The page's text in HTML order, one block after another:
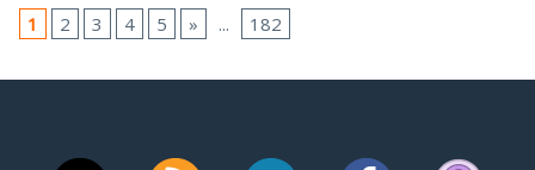
1
2 3 4 5 » ... 182